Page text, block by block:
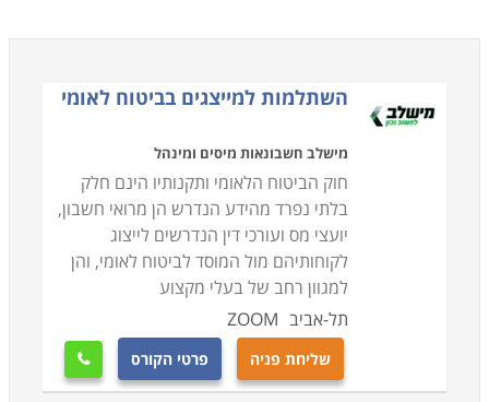
השתלמות למייצגים בביטוח לאומי
מישלב חשבונאות מיסים ומינהל
חוק הביטוח הלאומי ותקנותיו הינם חלק
בלתי נפרד מהידע הנדרש הן מרואי חשבון,
יועצי מס ועורכי דין הנדרשים לייצוג
לקוחותיהם מול המוסד לביטוח לאומי, והן
למגוון רחב של בעלי מקצוע
תל-אביב ZOOM
שליחת פניה פרטי הקורס 